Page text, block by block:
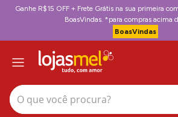
Ganhe R$15 OFF + Frete Grátis na sua primeira
BoasVindas. *para compras acima
BoasVindas
O que você procura?